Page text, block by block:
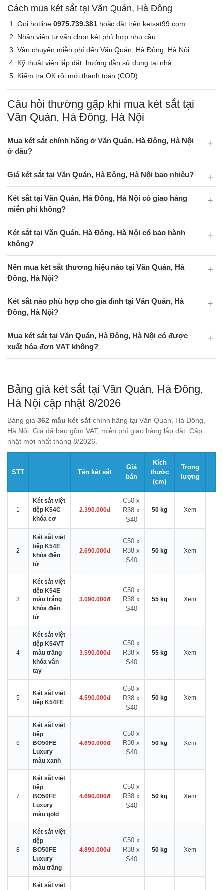
Cách mua két sắt tại Văn Quán, Hà Đông
Gọi hotline 0975.739.381 hoặc đặt trên ketsat99.com
Nhân viên tư vấn chọn két phù hợp nhu cầu
Vận chuyển miễn phí đến Văn Quán, Hà Đông, Hà Nội
Kỹ thuật viên lắp đặt, hướng dẫn sử dụng tại nhà
Kiểm tra OK rồi mới thanh toán (COD)
Câu hỏi thường gặp khi mua két sắt tại
Văn Quán, Hà Đông, Hà Nội
Mua két sắt chính hãng ở Văn Quán, Hà Đông, Hà Nội
ở đâu?
Giá két sắt tại Văn Quán, Hà Đông, Hà Nội bao nhiêu?
Két sắt tại Văn Quán, Hà Đông, Hà Nội có giao hàng
miễn phí không?
Két sắt tại Văn Quán, Hà Đông, Hà Nội có bảo hành
không?
Nên mua két sắt thương hiệu nào tại Văn Quán, Hà
Đông, Hà Nội?
Két sắt nào phù hợp cho gia đình tại Văn Quán, Hà
Đông, Hà Nội?
Mua két sắt tại Văn Quán, Hà Đông, Hà Nội có được
xuất hóa đơn VAT không?
Bảng giá két sắt tại Văn Quán, Hà Đông,
Hà Nội cập nhật 8/2026
Bảng giá 362 mẫu két sắt chính hãng tại Văn Quán, Hà Đông,
Hà Nội. Giá đã bao gồm VAT, miễn phí giao hàng lắp đặt. Cập
nhật mới nhất tháng 8/2026.
STT Tên két sắt
Giá
bán
Kích
thước
(cm)
Trọng
lượng
1
Két sắt việt
tiệp K54C
khóa cơ
2.390.000đ
C50 x
R38 x
S40
50 kg Xem
2
Két sắt việt
tiệp K54E
khóa điện
tử
2.690.000đ
C50 x
R38 x
S40
50 kg Xem
3
Két sắt việt
tiệp K54E
màu trắng
khóa điện
tử
3.090.000đ
C50 x
R38 x
S40
55 kg Xem
4
Két sắt việt
tiệp K54VT
màu trắng
khóa vân
tay
3.590.000đ
C50 x
R38 x
S40
55 kg Xem
5
Két sắt việt
tiệp K54FE
4.590.000đ
C50 x
R38 x
S40
50 kg Xem
6
Két sắt việt
tiệp
BO50FE
Luxury
màu xanh
4.690.000đ
C50 x
R38 x
S40
50 kg Xem
7
Két sắt việt
tiệp
BO50FE
Luxury
màu gold
4.690.000đ
C50 x
R38 x
S40
50 kg Xem
8
Két sắt việt
tiệp
BO50FE
Luxury
màu trắng
4.890.000đ
C50 x
R38 x
S40
50 kg Xem
Két sắt việt